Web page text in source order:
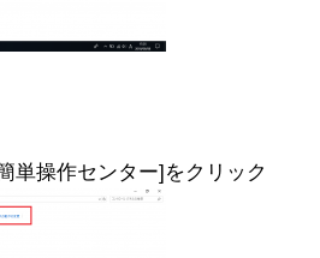
単操作センター]をクリック